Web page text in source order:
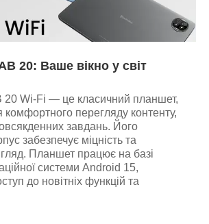
20: Ваше вікно у світ
20 Wi-Fi — це класичний планшет,
комфортного перегляду контенту,
завдань. Його
забезпечує міцність та
Планшет працює на базі
системи Android 15,
до новітніх функцій та